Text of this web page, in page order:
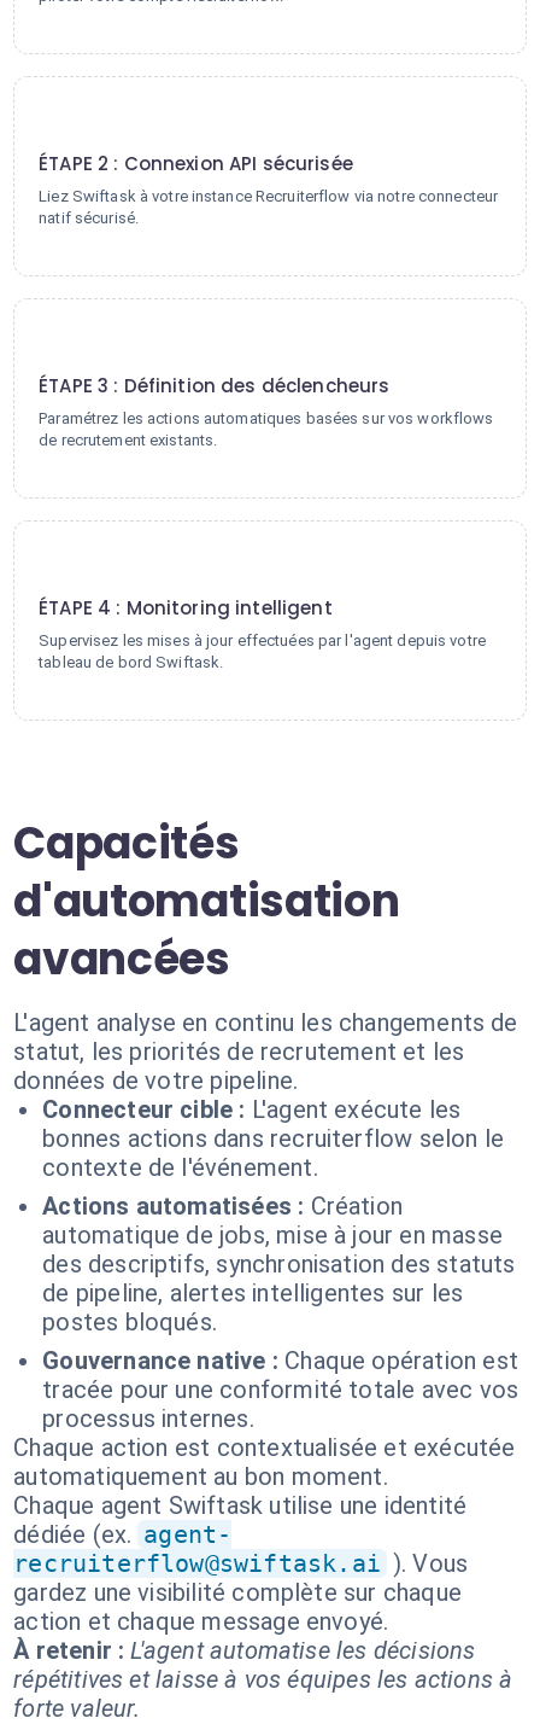
ÉTAPE 2 : Connexion API sécurisée
Liez Swiftask à votre instance Recruiterflow via notre connecteur
natif sécurisé.
ÉTAPE 3 : Définition des déclencheurs
Paramétrez les actions automatiques basées sur vos workflows
de recrutement existants.
ÉTAPE 4 : Monitoring intelligent
Supervisez les mises à jour effectuées par l'agent depuis votre
tableau de bord Swiftask.
Capacités
d'automatisation
avancées
L'agent analyse en continu les changements de
statut, les priorités de recrutement et les
données de votre pipeline.
Connecteur cible : L'agent exécute les
bonnes actions dans recruiterflow selon le
contexte de l'événement.
Actions automatisées : Création
automatique de jobs, mise à jour en masse
des descriptifs, synchronisation des statuts
de pipeline, alertes intelligentes sur les
postes bloqués.
Gouvernance native : Chaque opération est
tracée pour une conformité totale avec vos
processus internes.
Chaque action est contextualisée et exécutée
automatiquement au bon moment.
Chaque agent Swiftask utilise une identité
dédiée (ex. agent-
recruiterflow@swiftask.ai ). Vous
gardez une visibilité complète sur chaque
action et chaque message envoyé.
À retenir : L'agent automatise les décisions
répétitives et laisse à vos équipes les actions à
forte valeur.